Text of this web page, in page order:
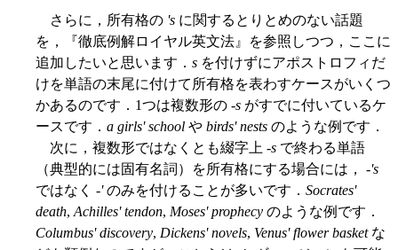
さらに，所有格の 's に関するとりとめのない話題
を，『徹底例解ロイヤル英文法』を参照しつつ，ここに
追加したいと思います． s を付けずにアポストロフィだ
けを単語の末尾に付けて所有格を表わすケースがいくつ
かあるのです．1つは複数形の -s がすでに付いているケ
ースです． a girls' school や birds' nests のような例です．
次に，複数形ではなくとも綴字上 -s で終わる単語
（典型的には固有名詞）を所有格にする場合には， -'s
ではなく -'のみを付けることが多いです． Socrates'
death,Achilles' tendon, Moses' prophecy のような例です．
Columbus' discovery, Dickens' novels, Venus' flower basketな